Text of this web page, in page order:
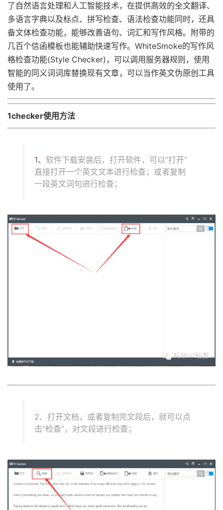
了自然语言处理和人工智能技术，在提供高效的全文翻译、
多语言字典以及标点、拼写检查、语法检查功能同时，还具
备文体检查功能，能够改善语句、词汇和写作风格。附带的
几百个信函模板也能辅助快速写作。WhiteSmoke的写作风
格检查功能(Style Checker)，可以调用服务器规则，使用
智能的同义词词库替换现有文章，可以当作英文伪原创工具
使用了。
1checker使用方法
1、 软件下载安装后，打开软件，可以“打开”
直接打开一个英文文本进行检查；或者复制
一段英文词句进行检查；
2、打开文档，或者复制完文段后，就可以点
击“检查”，对文段进行检查；